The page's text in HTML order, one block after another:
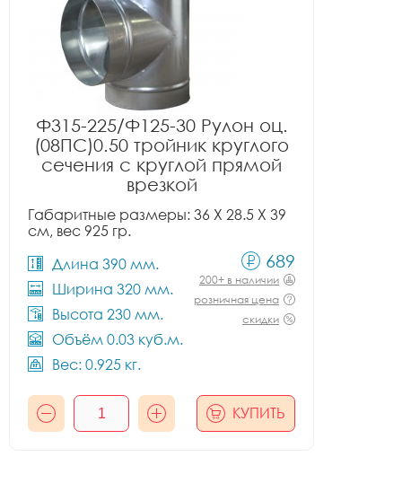
Ф315-225/Ф125-30 Рулон оц.
(08ПС)0.50 тройник круглого
сечения с круглой прямой
врезкой
Габаритные размеры: 36 X 28.5 X 39
см, вес 925 гр.
Длина 390 мм.
Ширина 320 мм.
Высота 230 мм.
Объём 0.03 куб.м.
Вес: 0.925 кг.
689
200+ в наличии
розничная цена
скидки
КУПИТЬ